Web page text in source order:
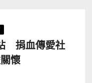
捐血傳愛社
懷